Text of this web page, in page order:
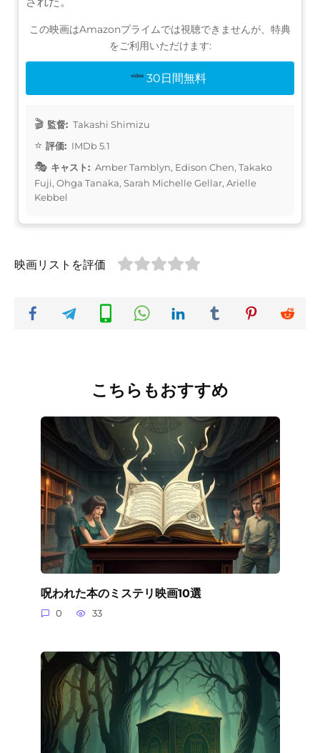
この映画はAmazonプライムでは視聴できませんが、特典
をご利用いただけます:
30日間無料
監督: Takashi Shimizu
評価: IMDb 5.1
キャスト: Amber Tamblyn, Edison Chen, Takako
Fuji, Ohga Tanaka, Sarah Michelle Gellar, Arielle
Kebbel
映画リストを評価
こちらもおすすめ
呪われた本のミステリ映画10選
0 33